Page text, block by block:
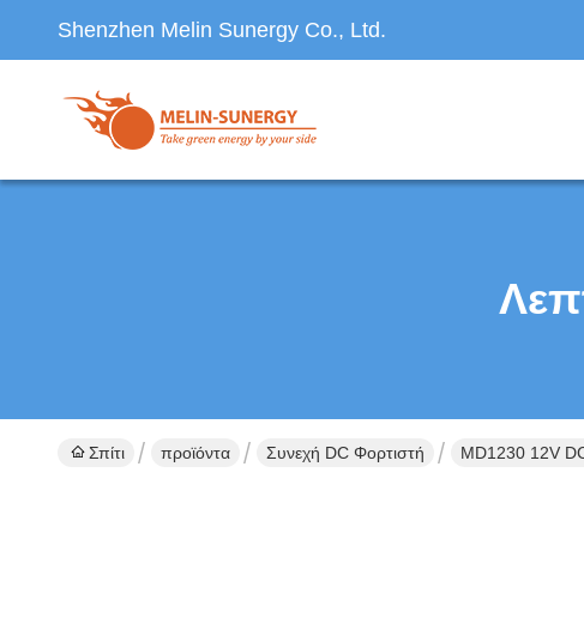
Shenzhen Melin Sunergy Co., Ltd.
Σπίτι προϊόντα Συνεχή DC Φορτιστή MD1230 12V